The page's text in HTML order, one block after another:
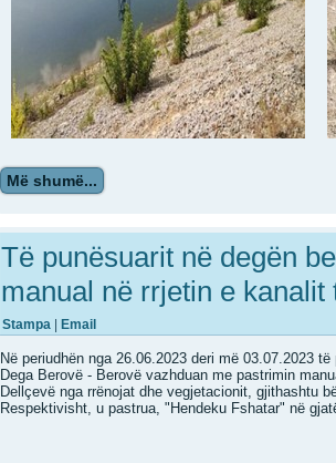
Më shumë...
Të punësuarit në degën
manual në rrjetin e kanalit
Stampa | Email
Në periudhën nga 26.06.2023 deri më 03.07.2023
Dega Berovë - Berovë vazhduan me pastrimin
Dellçevë nga rrënojat dhe vegjetacionit, gjithashtu
Respektivisht, u pastrua, "Hendeku Fshatar" në